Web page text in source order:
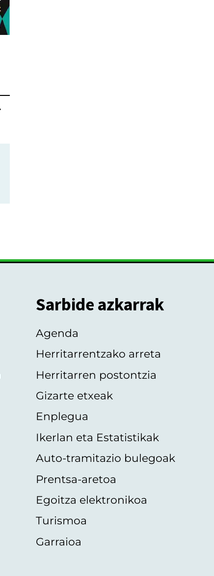
Sarbide azkarrak
Agenda
Herritarrentzako arreta
Herritarren postontzia
Gizarte etxeak
Enplegua
Ikerlan eta Estatistikak
Auto-tramitazio bulegoak
Prentsa-aretoa
Egoitza elektronikoa
Turismoa
Garraioa